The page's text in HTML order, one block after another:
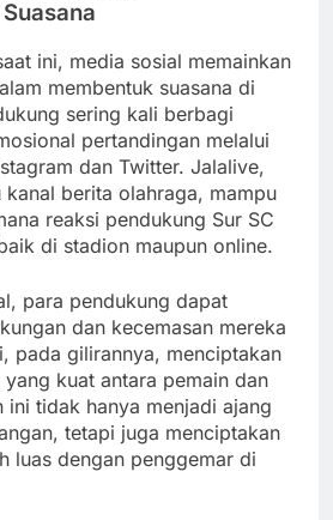
ini, media sosial memainkan
membentuk suasana di
sering kali berbagi
pertandingan melalui
dan Twitter. Jalalive,
kanal berita olahraga, mampu
reaksi pendukung Sur SC
di stadion maupun online.
para pendukung dapat
dan kecemasan mereka
pada gilirannya, menciptakan
yang kuat antara pemain dan
ini tidak hanya menjadi ajang
tetapi juga menciptakan
luas dengan penggemar di